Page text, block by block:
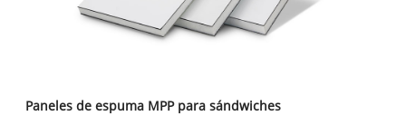
Paneles de espuma MPP para sándwiches